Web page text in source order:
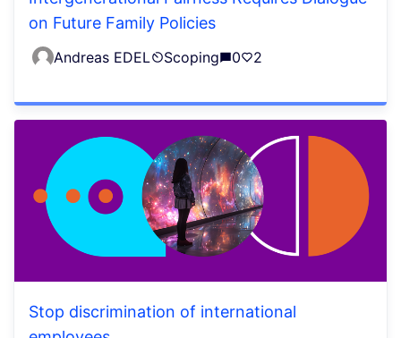
on Future Family Policies
Andreas EDEL Scoping 0 2
Stop discrimination of international